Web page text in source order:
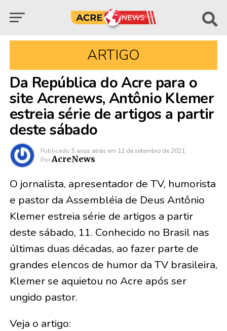
ARTIGO
Da República do Acre para o
site Acrenews, Antônio Klemer
estreia série de artigos a partir
deste sábado
Publicado 5 anos atrás em 11 de setembro de 2021
Por AcreNews
O jornalista, apresentador de TV, humorista
e pastor da Assembléia de Deus Antônio
Klemer estreia série de artigos a partir
deste sábado, 11. Conhecido no Brasil nas
últimas duas décadas, ao fazer parte de
grandes elencos de humor da TV brasileira,
Klemer se aquietou no Acre após ser
ungido pastor.
Veja o artigo: